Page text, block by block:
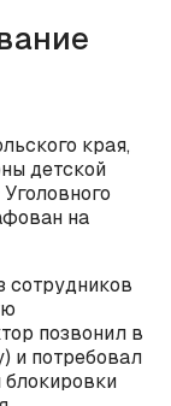
края,
детской
на
сотрудников
позвонил в
и потребовал
блокировки